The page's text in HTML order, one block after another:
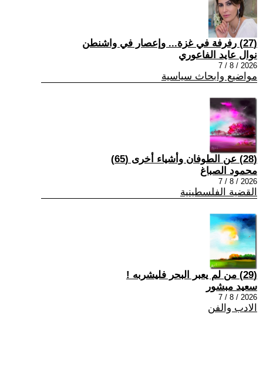
(27) رفرفة في غزة... وإعصار في واشنطن
نوال عايد الفاعوري
2026 / 8 / 7
مواضيع وابحاث سياسية
(28) عن الطوفان وأشياء أخرى (65)
محمود الصباغ
2026 / 8 / 7
القضية الفلسطينية
(29) من لم يعبر البحر فليشربه !
سعيد مبشور
2026 / 8 / 7
الادب والفن